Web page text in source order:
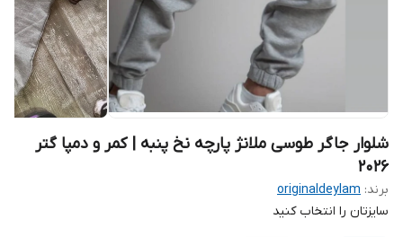
شلوار جاگر طوسی ملانژ پارچه نخ پنبه | کمر و دمپا گتر
2026
برند: originaldeylam
سایزتان را انتخاب کنید